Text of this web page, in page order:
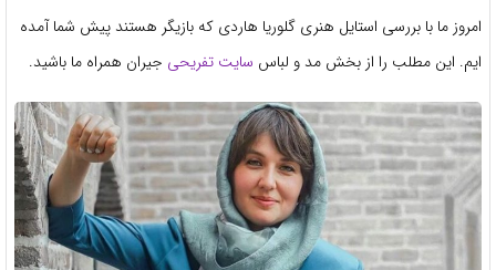
امروز ما با بررسی استایل هنری گلوریا هاردی که بازیگر هستند پیش شما آمده
ایم. این مطلب را از بخش مد و لباس سایت تفریحی جیران همراه ما باشید.